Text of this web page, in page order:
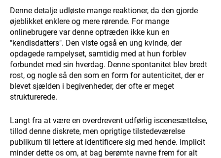
Denne detalje udløste mange reaktioner, da den gjorde
øjeblikket enklere og mere rørende. For mange
onlinebrugere var denne optræden ikke kun en
"kendisdatters". Den viste også en ung kvinde, der
opdagede rampelyset, samtidig med at hun forblev
forbundet med sin hverdag. Denne spontanitet blev bredt
rost, og nogle så den som en form for autenticitet, der er
blevet sjælden i begivenheder, der ofte er meget
strukturerede.
Langt fra at være en overdrevent udførlig iscenesættelse,
tillod denne diskrete, men oprigtige tilstedeværelse
publikum til lettere at identificere sig med hende. Implicit
minder dette os om, at bag berømte navne frem for alt